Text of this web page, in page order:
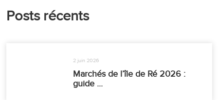
Posts récents
2 juin 2026
Marchés de l’île de Ré 2026 :
guide ...